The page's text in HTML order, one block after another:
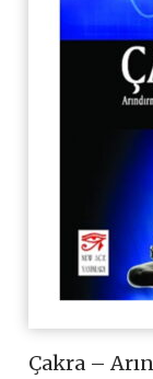
Çakra –